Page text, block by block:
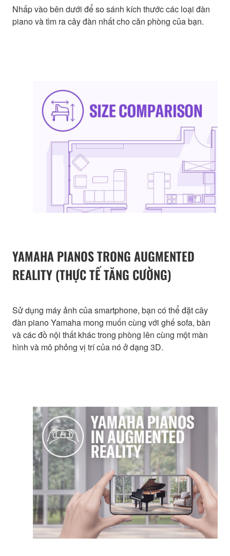
Nhấp vào bên dưới để so sánh kích thước các loại đàn
piano và tìm ra cây đàn nhất cho căn phòng của bạn.
YAMAHA PIANOS TRONG AUGMENTED
REALITY (THỰC TẾ TĂNG CƯỜNG)
Sử dụng máy ảnh của smartphone, bạn có thể đặt cây
đàn piano Yamaha mong muốn cùng với ghế sofa, bàn
và các đồ nội thất khác trong phòng lên cùng một màn
hình và mô phỏng vị trí của nó ở dạng 3D.